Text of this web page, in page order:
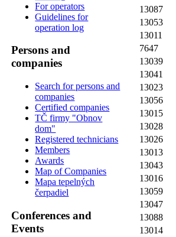
For operators
Guidelines for
operation log
Persons and
companies
Search for persons and
companies
Certified companies
TČ firmy "Obnov
dom"
Registered technicians
Members
Awards
Map of Companies
Mapa tepelných
čerpadiel
Conferences and
Events
13087
13053
13011
7647
13039
13041
13023
13056
13015
13028
13026
13013
13043
13016
13059
13047
13088
13014